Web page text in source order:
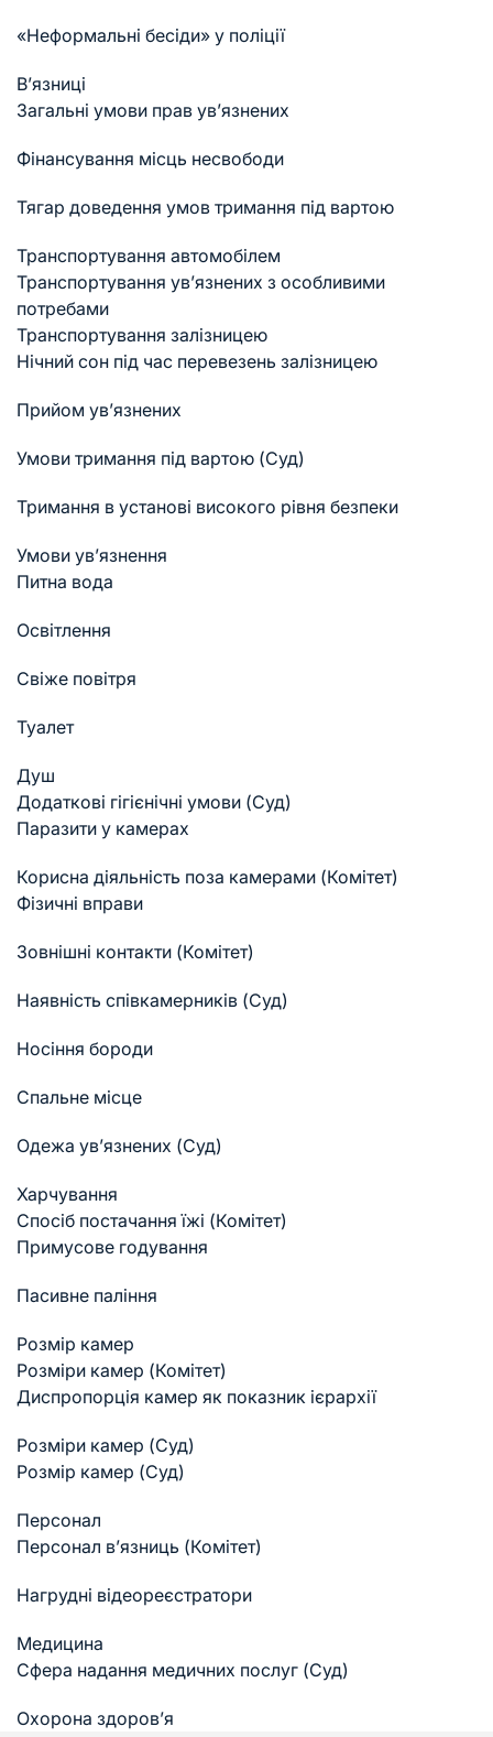
«Неформальні бесіди» у поліції
В’язниці
Загальні умови прав ув’язнених
Фінансування місць несвободи
Тягар доведення умов тримання під вартою
Транспортування автомобілем
Транспортування ув’язнених з особливими
потребами
Транспортування залізницею
Нічний сон під час перевезень залізницею
Прийом ув’язнених
Умови тримання під вартою (Суд)
Тримання в установі високого рівня безпеки
Умови ув’язнення
Питна вода
Освітлення
Свіже повітря
Туалет
Душ
Додаткові гігієнічні умови (Суд)
Паразити у камерах
Корисна діяльність поза камерами (Комітет)
Фізичні вправи
Зовнішні контакти (Комітет)
Наявність співкамерників (Суд)
Носіння бороди
Спальне місце
Одежа ув’язнених (Суд)
Харчування
Спосіб постачання їжі (Комітет)
Примусове годування
Пасивне паління
Розмір камер
Розміри камер (Комітет)
Диспропорція камер як показник ієрархії
Розміри камер (Суд)
Розмір камер (Суд)
Персонал
Персонал в’язниць (Комітет)
Нагрудні відеореєстратори
Медицина
Cфера надання медичних послуг (Суд)
Охорона здоров’я